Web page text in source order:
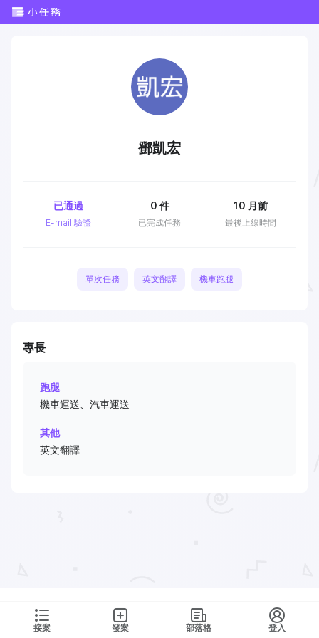
接案 發案 部落格 登入
鄧凱宏
E-mail 驗證
已通過
已完成任務
0 件
最後上線時間
10 月前
單次任務 英文翻譯 機車跑腿
專長
跑腿
機車運送、汽車運送
其他
英文翻譯